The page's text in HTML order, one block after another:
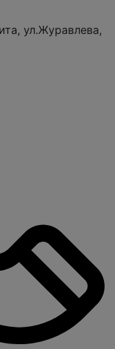
ул.Журавлева,